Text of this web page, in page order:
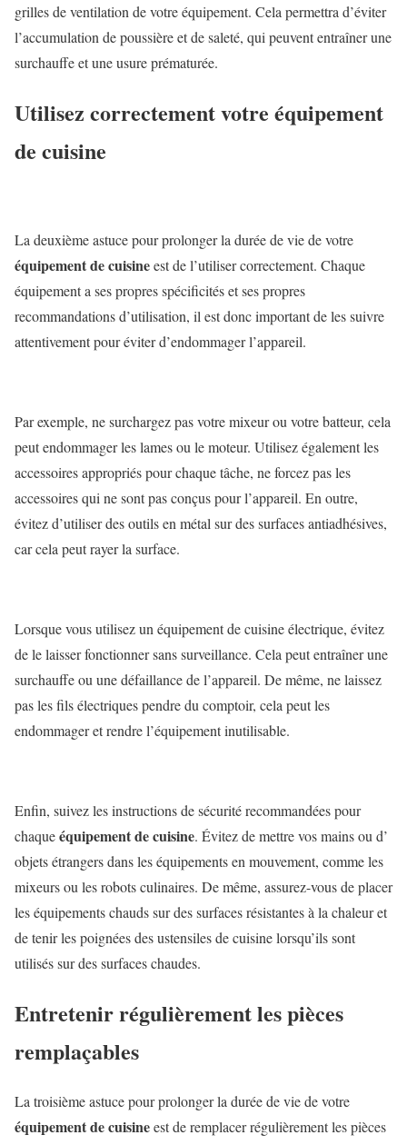
grilles de ventilation de votre équipement. Cela permettra d’éviter
l’accumulation de poussière et de saleté, qui peuvent entraîner une
surchauffe et une usure prématurée.
Utilisez correctement votre équipement
de cuisine
La deuxième astuce pour prolonger la durée de vie de votre
équipement de cuisineest de l’utiliser correctement. Chaque
équipement a ses propres spécificités et ses propres
recommandations d’utilisation, il est donc important de les suivre
attentivement pour éviter d’endommager l’appareil.
Par exemple, ne surchargez pas votre mixeur ou votre batteur, cela
peut endommager les lames ou le moteur. Utilisez également les
accessoires appropriés pour chaque tâche, ne forcez pas les
accessoires qui ne sont pas conçus pour l’appareil. En outre,
évitez d’utiliser des outils en métal sur des surfaces antiadhésives,
car cela peut rayer la surface.
Lorsque vous utilisez un équipement de cuisine électrique, évitez
de le laisser fonctionner sans surveillance. Cela peut entraîner une
surchauffe ou une défaillance de l’appareil. De même, ne laissez
pas les fils électriques pendre du comptoir, cela peut les
endommager et rendre l’équipement inutilisable.
Enfin, suivez les instructions de sécurité recommandées pour
chaqueéquipement de cuisine. Évitez de mettre vos mains ou d’
objets étrangers dans les équipements en mouvement, comme les
mixeurs ou les robots culinaires. De même, assurez-vous de placer
les équipements chauds sur des surfaces résistantes à la chaleur et
de tenir les poignées des ustensiles de cuisine lorsqu’ils sont
utilisés sur des surfaces chaudes.
Entretenir régulièrement les pièces
remplaçables
La troisième astuce pour prolonger la durée de vie de votre
équipement de cuisineest de remplacer régulièrement les pièces